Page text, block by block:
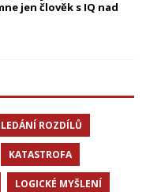
jen člověk s IQ nad
ROZDÍLŮ
KATASTROFA
LOGICKÉ MYŠLENÍ